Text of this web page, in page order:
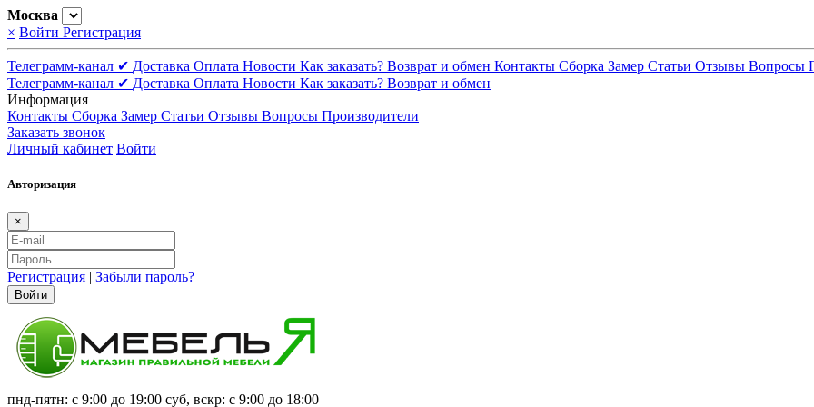
Москва
× Войти Регистрация
Телеграмм-канал ✔ Доставка Оплата Новости Как заказать? Возврат и обмен Контакты Сборка Замер Статьи Отзывы Вопросы
Телеграмм-канал ✔ Доставка Оплата Новости Как заказать? Возврат и обмен
Информация
Контакты Сборка Замер Статьи Отзывы Вопросы Производители
Заказать звонок
Личный кабинет Войти
Авторизация
×
Регистрация | Забыли пароль?
Войти
пнд-пятн: с 9:00 до 19:00 суб, вскр: с 9:00 до 18:00